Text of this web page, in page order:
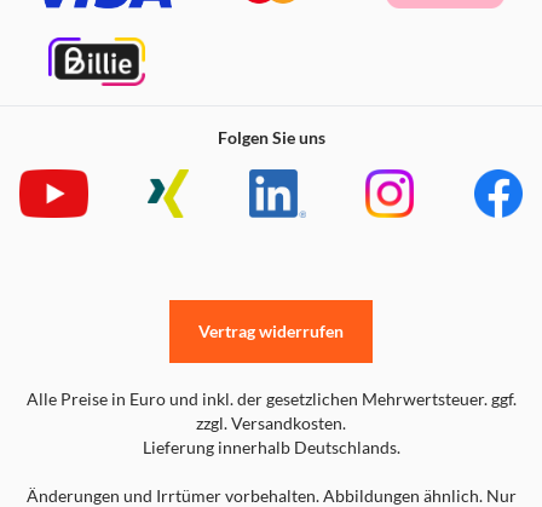
Folgen Sie uns
Alle Preise in Euro und inkl. der gesetzlichen Mehrwertsteuer. ggf.
zzgl. Versandkosten.
Lieferung innerhalb Deutschlands.
Änderungen und Irrtümer vorbehalten. Abbildungen ähnlich. Nur
Vertrag widerrufen